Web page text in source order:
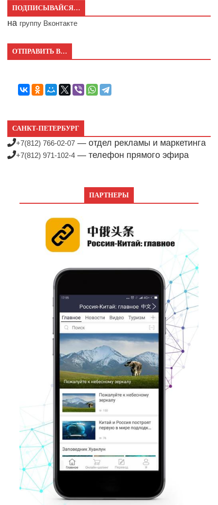
ПОДПИСЫВАЙСЯ…
на группу Вконтакте
ОТПРАВИТЬ В…
САНКТ-ПЕТЕРБУРГ
+7(812) 766-02-07 — отдел рекламы и маркетинга
+7(812) 971-102-4 — телефон прямого эфира
ПАРТНЕРЫ